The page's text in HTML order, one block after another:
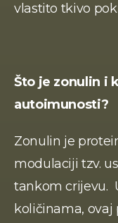
vlastito tkivo
Što je zonulin i
autoimunosti?
Zonulin je
modulaciji tzv.
tankom crijevu.
količinama, ovaj